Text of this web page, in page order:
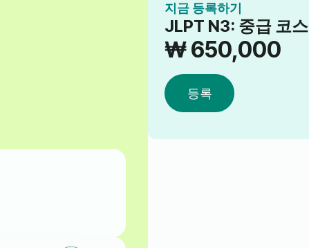
지금 등록하기
JLPT N3: 중급 코스
₩650,000
등록